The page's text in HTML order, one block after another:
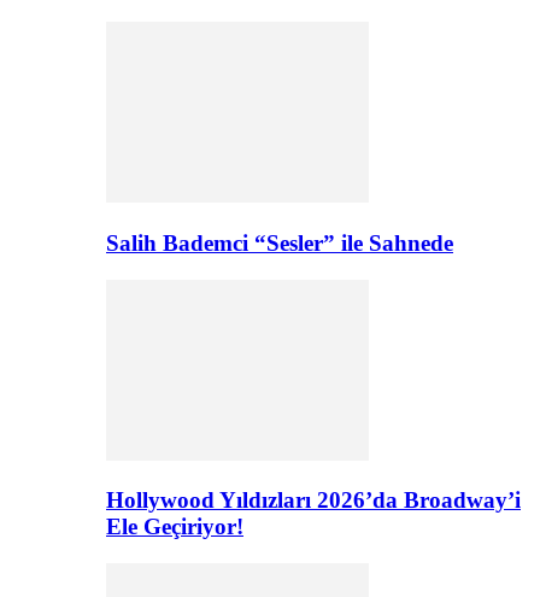
Salih Bademci “Sesler” ile Sahnede
Hollywood Yıldızları 2026’da Broadway’i
Ele Geçiriyor!